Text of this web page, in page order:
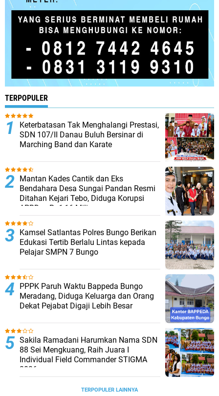
TERPOPULER
Keterbatasan Tak Menghalangi Prestasi,
SDN 107/II Danau Buluh Bersinar di
Marching Band dan Karate
Mantan Kades Cantik dan Eks
Bendahara Desa Sungai Pandan Resmi
Ditahan Kejari Tebo, Diduga Korupsi
APBDes Rp1,16 Miliar
Kamsel Satlantas Polres Bungo Berikan
Edukasi Tertib Berlalu Lintas kepada
Pelajar SMPN 7 Bungo
PPPK Paruh Waktu Bappeda Bungo
Meradang, Diduga Keluarga dan Orang
Dekat Pejabat Digaji Lebih Besar
Sakila Ramadani Harumkan Nama SDN
88 Sei Mengkuang, Raih Juara I
Individual Field Commander STIGMA
2026
TERPOPULER LAINNYA